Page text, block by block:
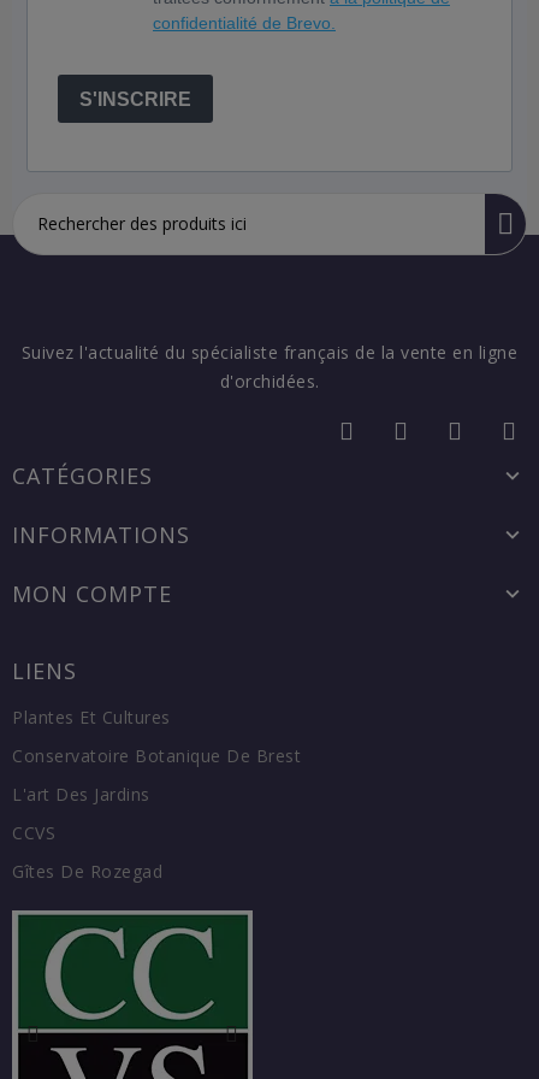
confidentialité de Brevo.
S'INSCRIRE
Suivez l'actualité du spécialiste français de la vente en ligne
d'orchidées.
CATÉGORIES
INFORMATIONS
MON COMPTE
LIENS
Plantes Et Cultures
Conservatoire Botanique De Brest
L'art Des Jardins
CCVS
Gîtes De Rozegad